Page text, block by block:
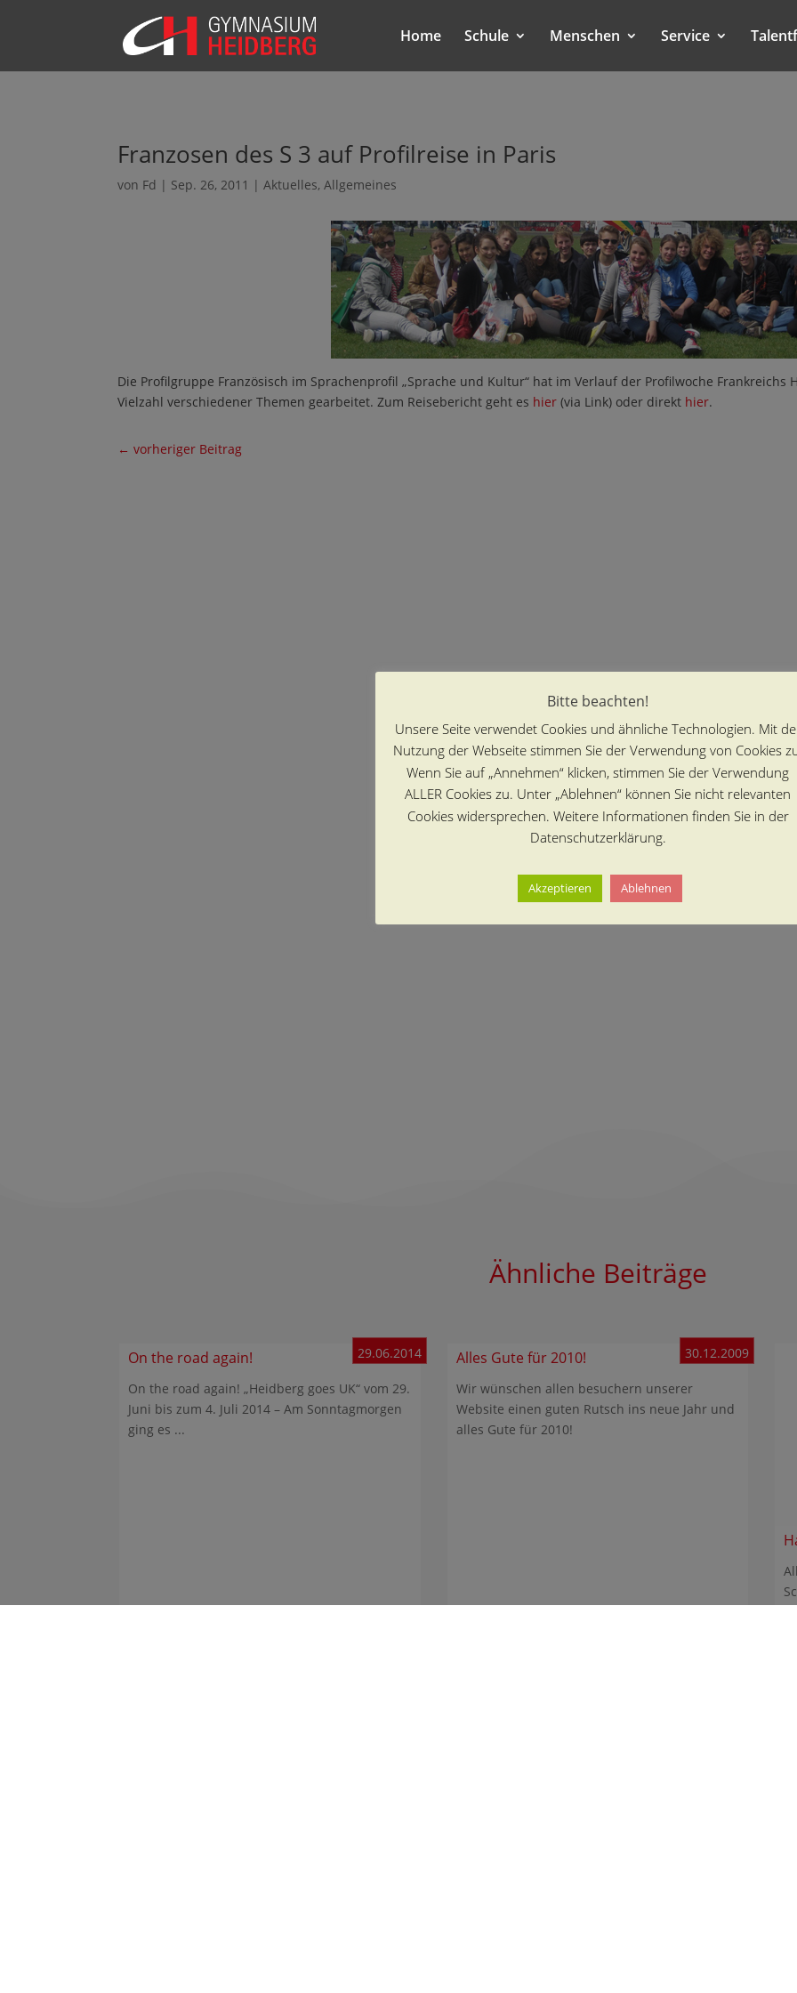
Home Schule Menschen Service
Franzosen des S 3 auf Profilreise in Paris
von Fd | Sep. 26, 2011 | Aktuelles, Allgemeines
Die Profilgruppe Französisch im Sprachenprofil „Sprache und Kultur“ hat im Verlauf der Profilwoche
Vielzahl verschiedener Themen gearbeitet. Zum Reisebericht geht es hier (via Link) oder direkt hier.
← vorheriger Beitrag
Ähnliche Beiträge
On the road again! 29.06.2014
On the road again! „Heidberg goes UK“ vom 29.
Juni bis zum 4. Juli 2014 – Am Sonntagmorgen
ging es ...
Alles Gute für 2010! 30.12.2009
Wir wünschen allen besuchern unserer
Website einen guten Rutsch ins neue Jahr und
alles Gute für 2010!
Bitte beachten!
Unsere Seite verwendet Cookies und ähnliche Technologien. Mit
Nutzung der Webseite stimmen Sie der Verwendung von Cookies
Wenn Sie auf „Annehmen“ klicken, stimmen Sie der Verwendung
ALLER Cookies zu. Unter „Ablehnen“ können Sie nicht relevanten
Cookies widersprechen. Weitere Informationen finden Sie in der
Datenschutzerklärung.
Akzeptieren Ablehnen